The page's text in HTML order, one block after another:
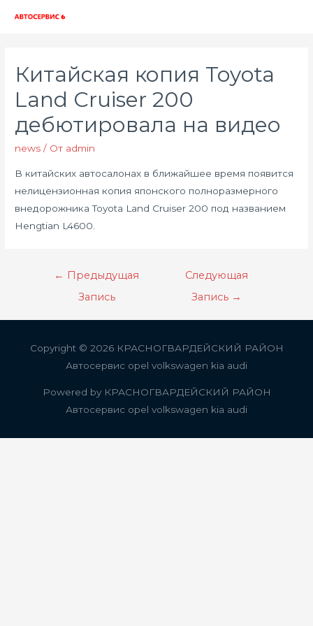
Китайская копия Toyota
Land Cruiser 200
дебютировала на видео
news / От admin
В китайских автосалонах в ближайшее время появится
нелицензионная копия японского полноразмерного
внедорожника Toyota Land Cruiser 200 под названием
Hengtian L4600.
Навигация
записям
← Предыдущая
Запись
Следующая
Запись →
Copyright © 2026 КРАСНОГВАРДЕЙСКИЙ РАЙОН
Автосервис opel volkswagen kia audi
Powered by КРАСНОГВАРДЕЙСКИЙ РАЙОН
Автосервис opel volkswagen kia audi